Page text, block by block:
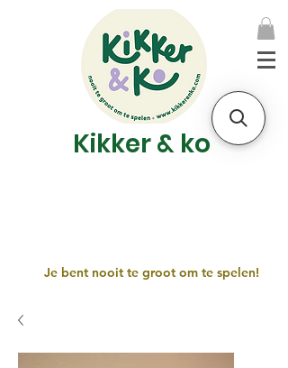
Kikker & ko
Je bent nooit te groot om te spelen!